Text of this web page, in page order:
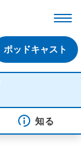
ポッドキャスト
知る